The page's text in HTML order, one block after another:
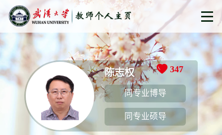
陈志权 347
同专业博导
同专业硕导